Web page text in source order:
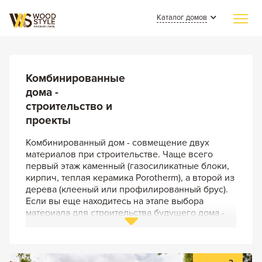
Индивидуальное строительство
Каталог домов
Из бревна
Каменные
Комбинированные
СМИ о нас
Полезные статьи
О компании
Контакты
Каталог домов
Комбинированные
дома -
строительство и
проекты
Комбинированный дом - совмещение двух
материалов при строительстве. Чаще всего
первый этаж каменный (газосиликатные блоки,
кирпич, теплая керамика Porotherm), а второй из
дерева (клееный или профилированный брус).
Если вы еще находитесь на этапе выбора
материала для строительства будущего дома -
советуем рассмотреть проекты